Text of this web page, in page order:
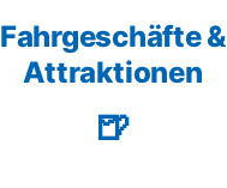
Fahrgeschäfte &
Attraktionen